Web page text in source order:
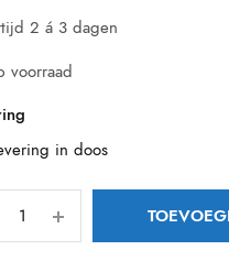
€ 179,95.
2 á 3 dagen
voorraad
in doos